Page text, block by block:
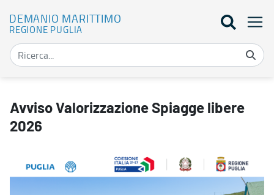
DEMANIO MARITTIMO
REGIONE PUGLIA
Avviso Valorizzazione Spiagge libere
2026